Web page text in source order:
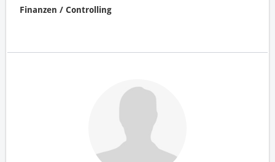
Finanzen / Controlling